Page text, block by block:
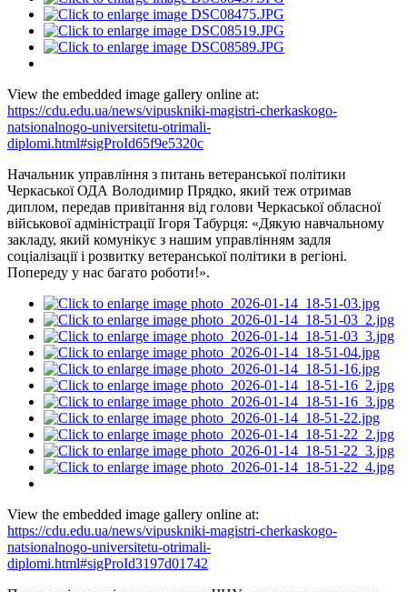
View the embedded image gallery online at:
https://cdu.edu.ua/news/vipuskniki-magistri-cherkaskogo-
natsionalnogo-universitetu-otrimali-
diplomi.html#sigProId65f9e5320c
Начальник управління з питань ветеранської політики
Черкаської ОДА Володимир Прядко, який теж отримав
диплом, передав привітання від голови Черкаської обласної
військової адміністрації Ігоря Табурця: «Дякую навчальному
закладу, який комунікує з нашим управлінням задля
соціалізації і розвитку ветеранської політики в регіоні.
Попереду у нас багато роботи!».
View the embedded image gallery online at:
https://cdu.edu.ua/news/vipuskniki-magistri-cherkaskogo-
natsionalnogo-universitetu-otrimali-
diplomi.html#sigProId3197d01742